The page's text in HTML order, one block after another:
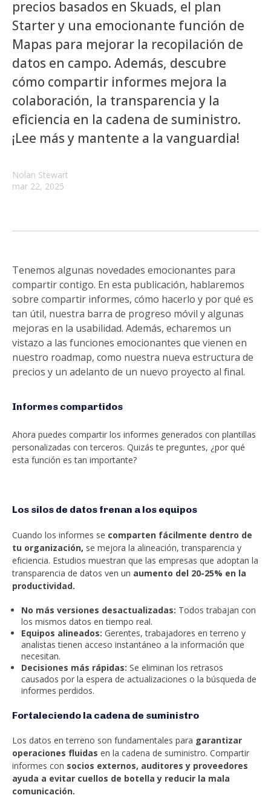
precios basados en Skuads, el plan
Starter y una emocionante función de
Mapas para mejorar la recopilación de
datos en campo. Además, descubre
cómo compartir informes mejora la
colaboración, la transparencia y la
eficiencia en la cadena de suministro.
¡Lee más y mantente a la vanguardia!
Nolan Stewart
mar 22, 2025
Tenemos algunas novedades emocionantes para
compartir contigo. En esta publicación, hablaremos
sobre compartir informes, cómo hacerlo y por qué es
tan útil, nuestra barra de progreso móvil y algunas
mejoras en la usabilidad. Además, echaremos un
vistazo a las funciones emocionantes que vienen en
nuestro roadmap, como nuestra nueva estructura de
precios y un adelanto de un nuevo proyecto al final.
Informes compartidos
Ahora puedes compartir los informes generados con plantillas
personalizadas con terceros. Quizás te preguntes, ¿por qué
esta función es tan importante?
Los silos de datos frenan a los equipos
Cuando los informes se comparten fácilmente dentro de
tu organización, se mejora la alineación, transparencia y
eficiencia. Estudios muestran que las empresas que adoptan la
transparencia de datos ven un aumento del 20-25% en la
productividad.
No más versiones desactualizadas: Todos trabajan con
los mismos datos en tiempo real.
Equipos alineados:Gerentes, trabajadores en terreno y
analistas tienen acceso instantáneo a la información que
necesitan.
Decisiones más rápidas: Se eliminan los retrasos
causados por la espera de actualizaciones o la búsqueda de
informes perdidos.
Fortaleciendo la cadena de suministro
Los datos en terreno son fundamentales para garantizar
operaciones fluidas en la cadena de suministro. Compartir
informes con socios externos, auditores y proveedores
ayuda a evitar cuellos de botella y reducir la mala
comunicación.